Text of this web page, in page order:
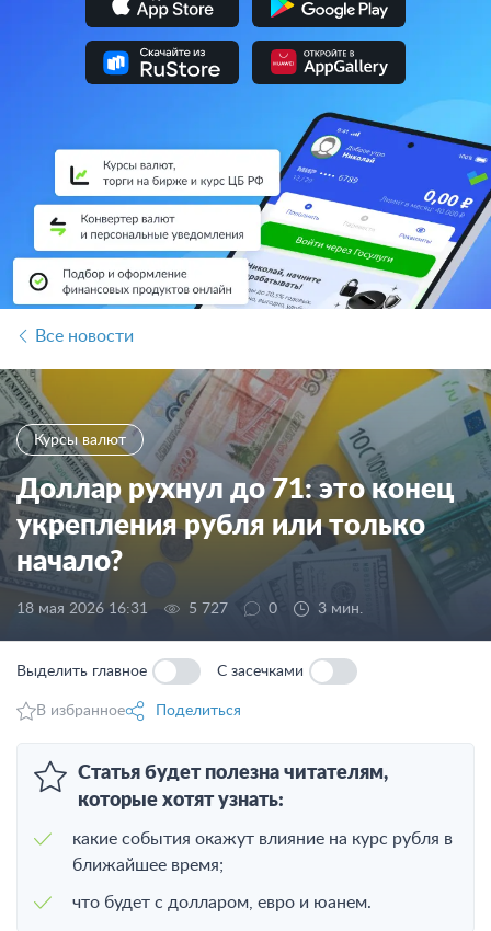
Все новости
Курсы валют
Доллар рухнул до 71: это конец
укрепления рубля или только
начало?
18 мая 2026 16:31 5 727 0 3 мин.
Выделить главное С засечками
В избранное Поделиться
Статья будет полезна читателям,
которые хотят узнать:
какие события окажут влияние на курс рубля в
ближайшее время;
что будет с долларом, евро и юанем.